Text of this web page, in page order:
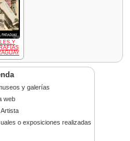
Y
y galerías
web
o exposiciones realizadas